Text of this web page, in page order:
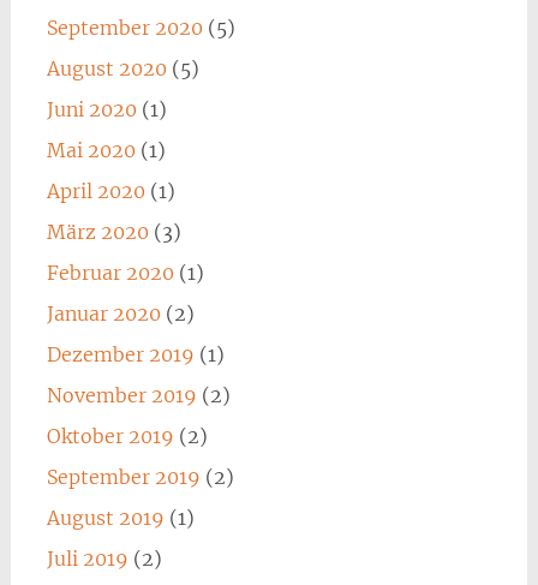
September 2020 (5)
August 2020 (5)
Juni 2020 (1)
Mai 2020 (1)
April 2020 (1)
März 2020 (3)
Februar 2020 (1)
Januar 2020 (2)
Dezember 2019 (1)
November 2019 (2)
Oktober 2019 (2)
September 2019 (2)
August 2019 (1)
Juli 2019 (2)